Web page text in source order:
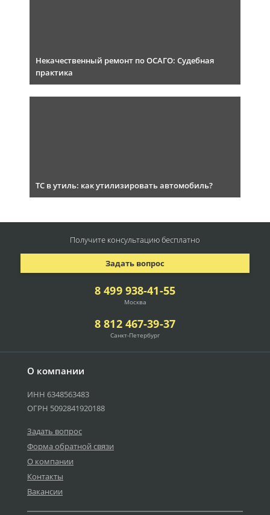
Некачественный ремонт по ОСАГО: Судебная
практика
ТС в утиль: как утилизировать автомобиль?
О компании
ИНН 6348563483
ОГРН 5092841920188
Задать вопрос
Форма обратной связи
О компании
Контакты
Вакансии
8 499 938-41-55
Москва
8 812 467-39-37
Санкт-Петербург
Задать вопрос
Получите консультациюбесплатно